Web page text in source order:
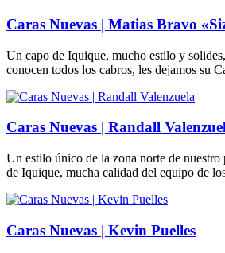
Caras Nuevas | Matias Bravo
Un capo de Iquique, mucho estilo y
conocen todos los cabros, les dejamos su
Caras Nuevas | Randall
Un estilo único de la zona norte de nuestro
de Iquique, mucha calidad del equipo de
Caras Nuevas | Kevin Puelles